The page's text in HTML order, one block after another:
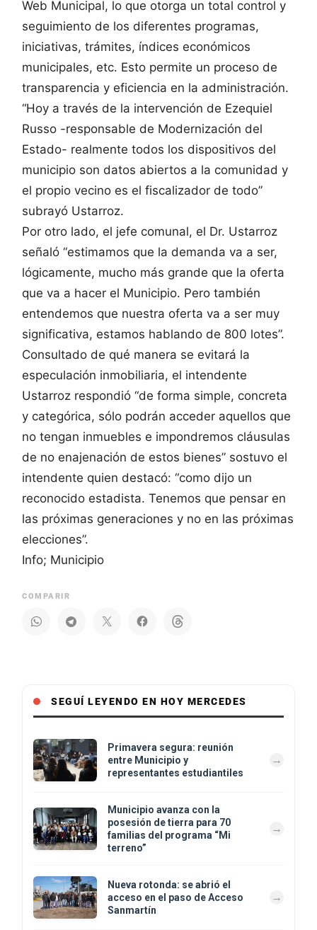
Web Municipal, lo que otorga un total control y
seguimiento de los diferentes programas,
iniciativas, trámites, índices económicos
municipales, etc. Esto permite un proceso de
transparencia y eficiencia en la administración.
“Hoy a través de la intervención de Ezequiel
Russo -responsable de Modernización del
Estado- realmente todos los dispositivos del
municipio son datos abiertos a la comunidad y
el propio vecino es el fiscalizador de todo”
subrayó Ustarroz.
Por otro lado, el jefe comunal, el Dr. Ustarroz
señaló “estimamos que la demanda va a ser,
lógicamente, mucho más grande que la oferta
que va a hacer el Municipio. Pero también
entendemos que nuestra oferta va a ser muy
significativa, estamos hablando de 800 lotes”.
Consultado de qué manera se evitará la
especulación inmobiliaria, el intendente
Ustarroz respondió “de forma simple, concreta
y categórica, sólo podrán acceder aquellos que
no tengan inmuebles e impondremos cláusulas
de no enajenación de estos bienes” sostuvo el
intendente quien destacó: “como dijo un
reconocido estadista. Tenemos que pensar en
las próximas generaciones y no en las próximas
elecciones”.
Info; Municipio
COMPARIR
SEGUÍ LEYENDO EN HOY MERCEDES
Primavera segura: reunión
entre Municipio y
representantes estudiantiles
Municipio avanza con la
posesión de tierra para 70
familias del programa “Mi
terreno”
Nueva rotonda: se abrió el
acceso en el paso de Acceso
Sanmartín